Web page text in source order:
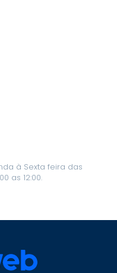
à Sexta feira das
as 12:00.